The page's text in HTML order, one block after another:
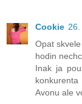
Cookie
Opat
hodin
Inak ja
Avonu ale